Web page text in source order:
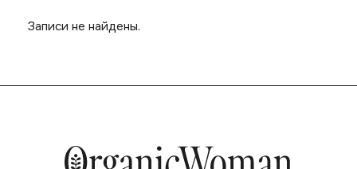
Записи не найдены.